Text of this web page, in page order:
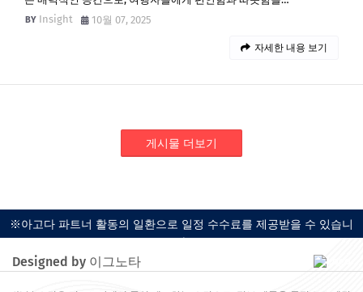
Insight
10월 07, 2025
자세한 내용 보기
게시물 더보기
※아고다 파트너 활동의 일환으로 일정 수수료를 제공받을 수 있습니
다.
Designed by 이그노타